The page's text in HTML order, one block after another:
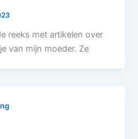
reeks met artikelen over
van mijn moeder. Ze